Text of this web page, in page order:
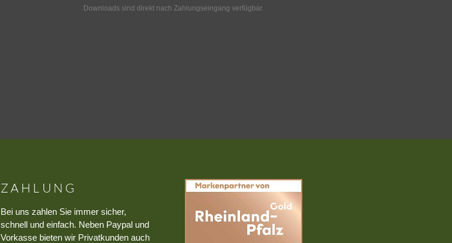
Downloads sind direkt nach Zahlungseingang verfügbar.
ZAHLUNG
Bei uns zahlen Sie immer sicher,
schnell und einfach. Neben Paypal und
Vorkasse bieten wir Privatkunden auch